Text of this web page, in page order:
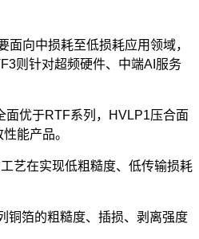
向中损耗至低损耗应用领域，
则针对超频硬件、中端AI服务
优于RTF系列，HVLP1压合面
能产品。
艺在实现低粗糙度、低传输损耗
铜箔的粗糙度、插损、剥离强度